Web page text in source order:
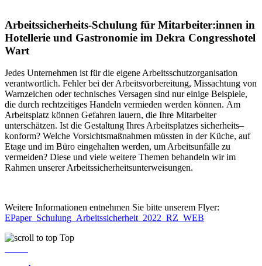
Arbeitssicherheits-Schulung für Mitarbeiter:innen in
Hotellerie und Gastronomie im Dekra Congresshotel
Wart
Jedes Unternehmen ist für die eigene Arbeitsschutzorganisation
verantwortlich. Fehler bei der Arbeitsvorbereitung, Missachtung von
Warnzeichen oder technisches Versagen sind nur einige Beispiele,
die durch rechtzeitiges Handeln vermieden werden können. Am
Arbeitsplatz können Gefahren lauern, die Ihre Mitarbeiter
unterschätzen. Ist die Gestaltung Ihres Arbeitsplatzes sicherheits–
konform? Welche Vorsichtsmaßnahmen müssten in der Küche, auf
Etage und im Büro eingehalten werden, um Arbeitsunfälle zu
vermeiden? Diese und viele weitere Themen behandeln wir im
Rahmen unserer Arbeitssicherheitsunterweisungen.
Weitere Informationen entnehmen Sie bitte unserem Flyer:
EPaper_Schulung_Arbeitssicherheit_2022_RZ_WEB
Top